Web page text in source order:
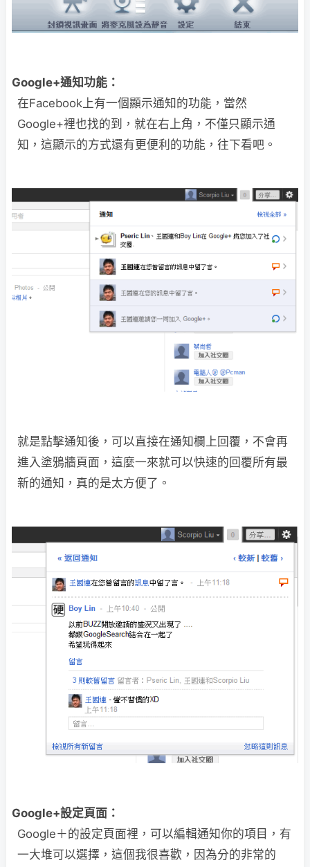
Google+通知功能：
在Facebook上有一個顯示通知的功能，當然
Google+裡也找的到，就在右上角，不僅只顯示通
知，這顯示的方式還有更便利的功能，往下看吧。
就是點擊通知後，可以直接在通知欄上回覆，不會再
進入塗鴉牆頁面，這麼一來就可以快速的回覆所有最
新的通知，真的是太方便了。
Google+設定頁面：
Google＋的設定頁面裡，可以編輯通知你的項目，有
一大堆可以選擇，這個我很喜歡，因為分的非常的